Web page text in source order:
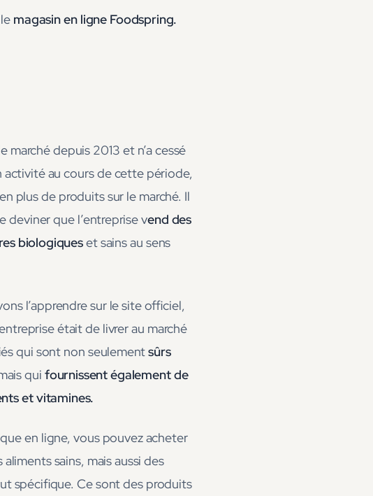
magasin en ligne Foodspring.
marché depuis 2013 et n’a cessé
au cours de cette période,
plus de produits sur le marché. Il
deviner que l’entreprise vend des
biologiqueset sains au sens
l’apprendre sur le site officiel,
était de livrer au marché
qui sont non seulementsûrs
qui fournissent également de
et vitamines.
en ligne, vous pouvez acheter
sains, mais aussi des
spécifique. Ce sont des produits